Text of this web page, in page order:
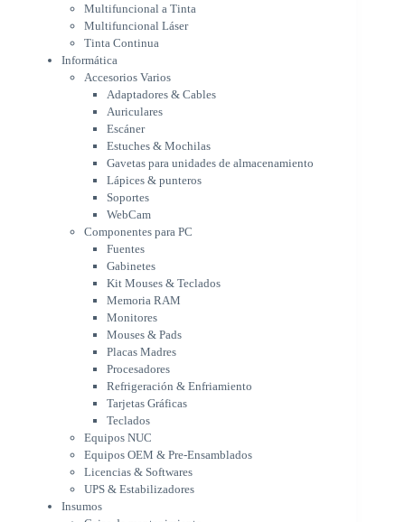
Escáner
Estuches & Mochilas
Gavetas para unidades de
almacenamiento
Lápices & punteros
Soportes
WebCam
Componentes para PC
Fuentes
Gabinetes
Kit Mouses & Teclados
Memoria RAM
Monitores
Mouses & Pads
Placas Madres
Procesadores
Refrigeración & Enfriamiento
Tarjetas Gráficas
Teclados
Equipos NUC
Equipos OEM & Pre-Ensamblados
Licencias & Softwares
UPS & Estabilizadores
Insumos
Cajas de mantenimiento
Ribbons
Tintas
Tóners
Varios
Multifuncional a Tinta
Multifuncional Láser
Tinta Continua
Informática
Accesorios Varios
Adaptadores & Cables
Auriculares
Escáner
Estuches & Mochilas
Gavetas para unidades de almacenamiento
Lápices & punteros
Soportes
WebCam
Componentes para PC
Fuentes
Gabinetes
Kit Mouses & Teclados
Memoria RAM
Monitores
Mouses & Pads
Placas Madres
Procesadores
Refrigeración & Enfriamiento
Tarjetas Gráficas
Teclados
Equipos NUC
Equipos OEM & Pre-Ensamblados
Licencias & Softwares
UPS & Estabilizadores
Insumos